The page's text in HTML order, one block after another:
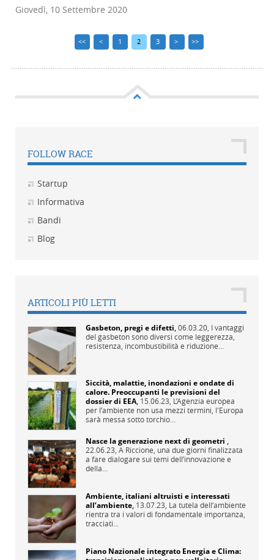
Giovedì, 10 Settembre 2020
<< < 1 2 3 > >>
FOLLOW RACE
Startup
Informativa
Bandi
Blog
ARTICOLI PIÙ LETTI
Gasbeton, pregi e difetti,06.03.20, I vantaggi
del gasbeton sono diversi come leggerezza,
resistenza, incombustibilità e riduzione...
Siccità, malattie, inondazioni e ondate di
calore. Preoccupanti le previsioni del
dossier di EEA, 15.06.23, L’Agenzia europea
per l’ambiente non usa mezzi termini, l'Europa
sarà messa sotto torchio...
Nasce la generazione next di geometri ,
22.06.23, A Riccione, una due giorni finalizzata
a fare dialogare sui temi dell’innovazione e
della...
Ambiente, italiani altruisti e interessati
all’ambiente, 13.07.23, La tutela dell’ambiente
rientra tra i valori di fondamentale importanza,
tracciati...
Piano Nazionale integrato Energia e Clima: